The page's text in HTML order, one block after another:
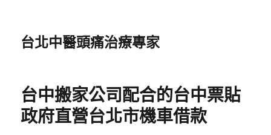
台北中醫頭痛治療專家
台中搬家公司配合的台中票貼
政府直營台北市機車借款